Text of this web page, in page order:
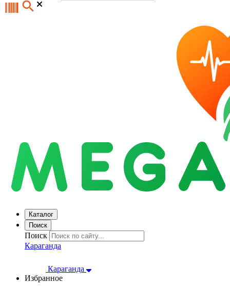
Каталог
Поиск
Поиск
Караганда
Караганда
Избранное